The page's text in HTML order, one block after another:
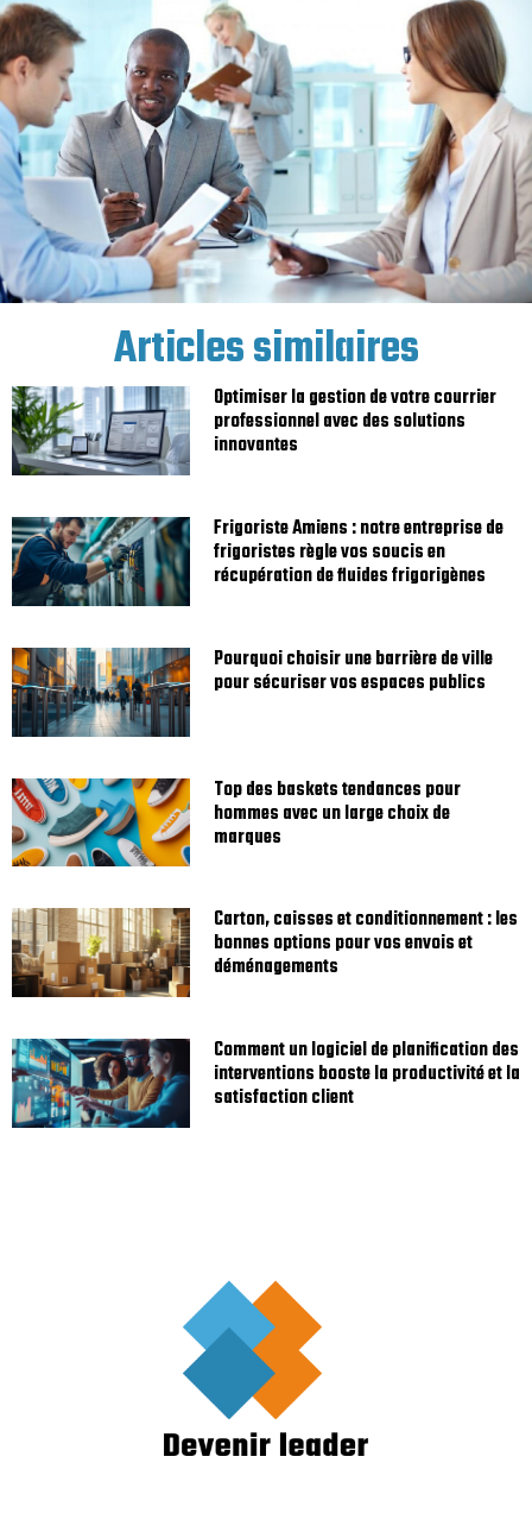
Articles similaires
Optimiser la gestion de votre courrier
professionnel avec des solutions
innovantes
Frigoriste Amiens : notre entreprise de
frigoristes règle vos soucis en
récupération de fluides frigorigènes
Pourquoi choisir une barrière de ville
pour sécuriser vos espaces publics
Top des baskets tendances pour
hommes avec un large choix de
marques
Carton, caisses et conditionnement : les
bonnes options pour vos envois et
déménagements
Comment un logiciel de planification des
interventions booste la productivité et la
satisfaction client